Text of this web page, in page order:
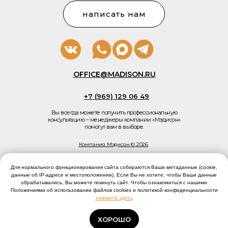
Для нормального функционирования сайта собираются Ваши метаданные (cookie,
данные об IP-адресе и местоположении). Если Вы не хотите, чтобы Ваши данные
обрабатывались, Вы можете покинуть сайт. Чтобы ознакомиться с нашими
Положениями об использовании файлов cookies и политикой конфиденциальности
нажмите здесь
ХОРОШО
+7 (969) 129 06 49
написать нам
Вы всегда можете получить профессиональную
консультацию – менеджеры компании «Мэдисон»
помогут вам в выборе.
OFFICE@MADISON.RU
Пользовательское соглашение
Компания Мэдисон © 2026
Разработано Добрычевым